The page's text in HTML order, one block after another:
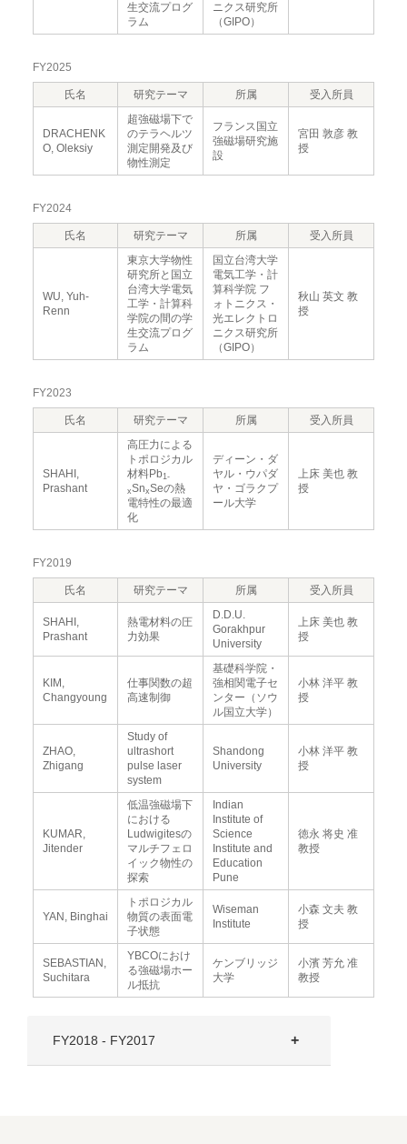
生交流プログ
ラム
ニクス研究所
（GIPO）
FY2025
氏名 研究テーマ 所属 受入所員
DRACHENK
O, Oleksiy
超強磁場下で
のテラヘルツ
測定開発及び
物性測定
フランス国立
強磁場研究施
設
宮田 敦彦 教
授
FY2024
氏名 研究テーマ 所属 受入所員
WU, Yuh-
Renn
東京大学物性
研究所と国立
台湾大学電気
工学・計算科
学院の間の学
生交流プログ
ラム
国立台湾大学
電気工学・計
算科学院 フ
ォトニクス・
光エレクトロ
ニクス研究所
（GIPO）
秋山 英文 教
授
FY2023
氏名 研究テーマ 所属 受入所員
SHAHI,
Prashant
高圧力による
トポロジカル
材料Pb1-
xSnxSeの熱
電特性の最適
化
ディーン・ダ
ヤル・ウパダ
ヤ・ゴラクプ
ール大学
上床 美也 教
授
FY2019
氏名 研究テーマ 所属 受入所員
SHAHI,
Prashant
熱電材料の圧
力効果
D.D.U.
Gorakhpur
University
上床 美也 教
授
KIM,
Changyoung
仕事関数の超
高速制御
基礎科学院・
強相関電子セ
ンター（ソウ
ル国立大学）
小林 洋平 教
授
ZHAO,
Zhigang
Study of
ultrashort
pulse laser
system
Shandong
University
小林 洋平 教
授
KUMAR,
Jitender
低温強磁場下
における
Ludwigitesの
マルチフェロ
イック物性の
探索
Indian
Institute of
Science
Institute and
Education
Pune
徳永 将史 准
教授
YAN, Binghai
トポロジカル
物質の表面電
子状態
Wiseman
Institute
小森 文夫 教
授
SEBASTIAN,
Suchitara
YBCOにおけ
る強磁場ホー
ル抵抗
ケンブリッジ
大学
小濱 芳允 准
教授
FY2018 - FY2017